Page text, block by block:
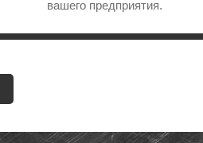
вашего предприятия.